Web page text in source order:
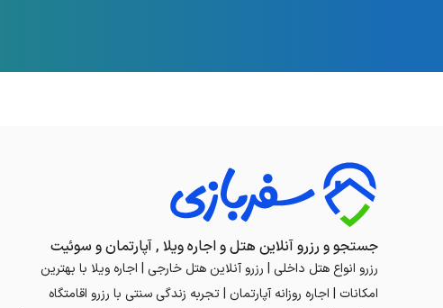
جستجو و رزرو آنلاین هتل و اجاره ویلا , آپارتمان و سوئیت
رزرو انواع هتل داخلی | رزرو آنلاین هتل خارجی | اجاره ویلا با بهترین
امکانات | اجاره روزانه آپارتمان | تجربه زندگی سنتی با رزرو اقامتگاه